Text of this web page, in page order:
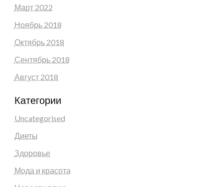
Март 2022
Ноябрь 2018
Октябрь 2018
Сентябрь 2018
Август 2018
Категории
Uncategorised
Диеты
Здоровье
Мода и красота